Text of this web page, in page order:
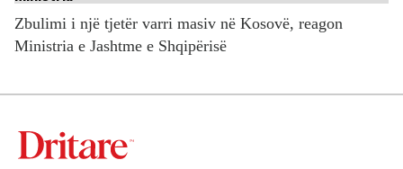
Zbulimi i një tjetër varri masiv në Kosovë, reagon
Ministria e Jashtme e Shqipërisë